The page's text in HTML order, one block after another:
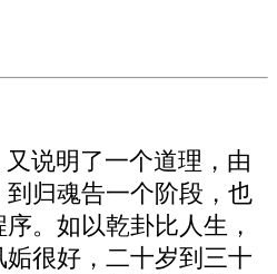
说明了一个道理，由
归魂告一个阶段，也
。如以乾卦比人生，
很好，二十岁到三十